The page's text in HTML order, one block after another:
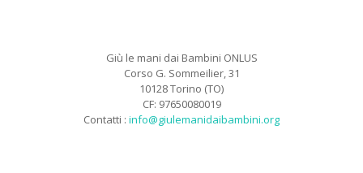
Giù le mani dai Bambini ONLUS
Corso G. Sommeilier, 31
10128 Torino (TO)
CF: 97650080019
Contatti : info@giulemanidaibambini.org